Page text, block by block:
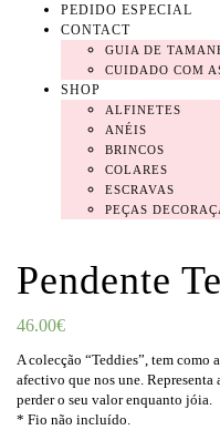
PEDIDO ESPECIAL
CONTACT
GUIA DE
CUIDADO COM
SHOP
ALFINETES
ANÉIS
BRINCOS
COLARES
ESCRAVAS
PEÇAS
Pendente
46.00€
A colecção “Teddies”, tem como
afectivo que nos une.
perder o seu valor enquanto jóia.
* Fio não incluído.